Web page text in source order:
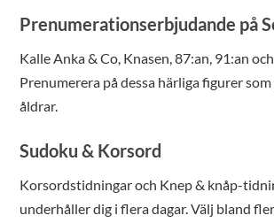
Prenumerationserbjudande på
Kalle Anka & Co, Knasen, 87:an, 91:an
Prenumerera på dessa härliga figurer som
åldrar.
Sudoku & Korsord
Korsordstidningar och Knep & knåp-
underhåller dig i flera dagar. Välj bland